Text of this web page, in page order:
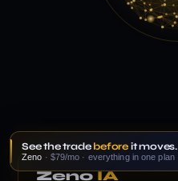
ZenoIA
See the trade before it moves.
Zeno · $79/mo · everything in one plan